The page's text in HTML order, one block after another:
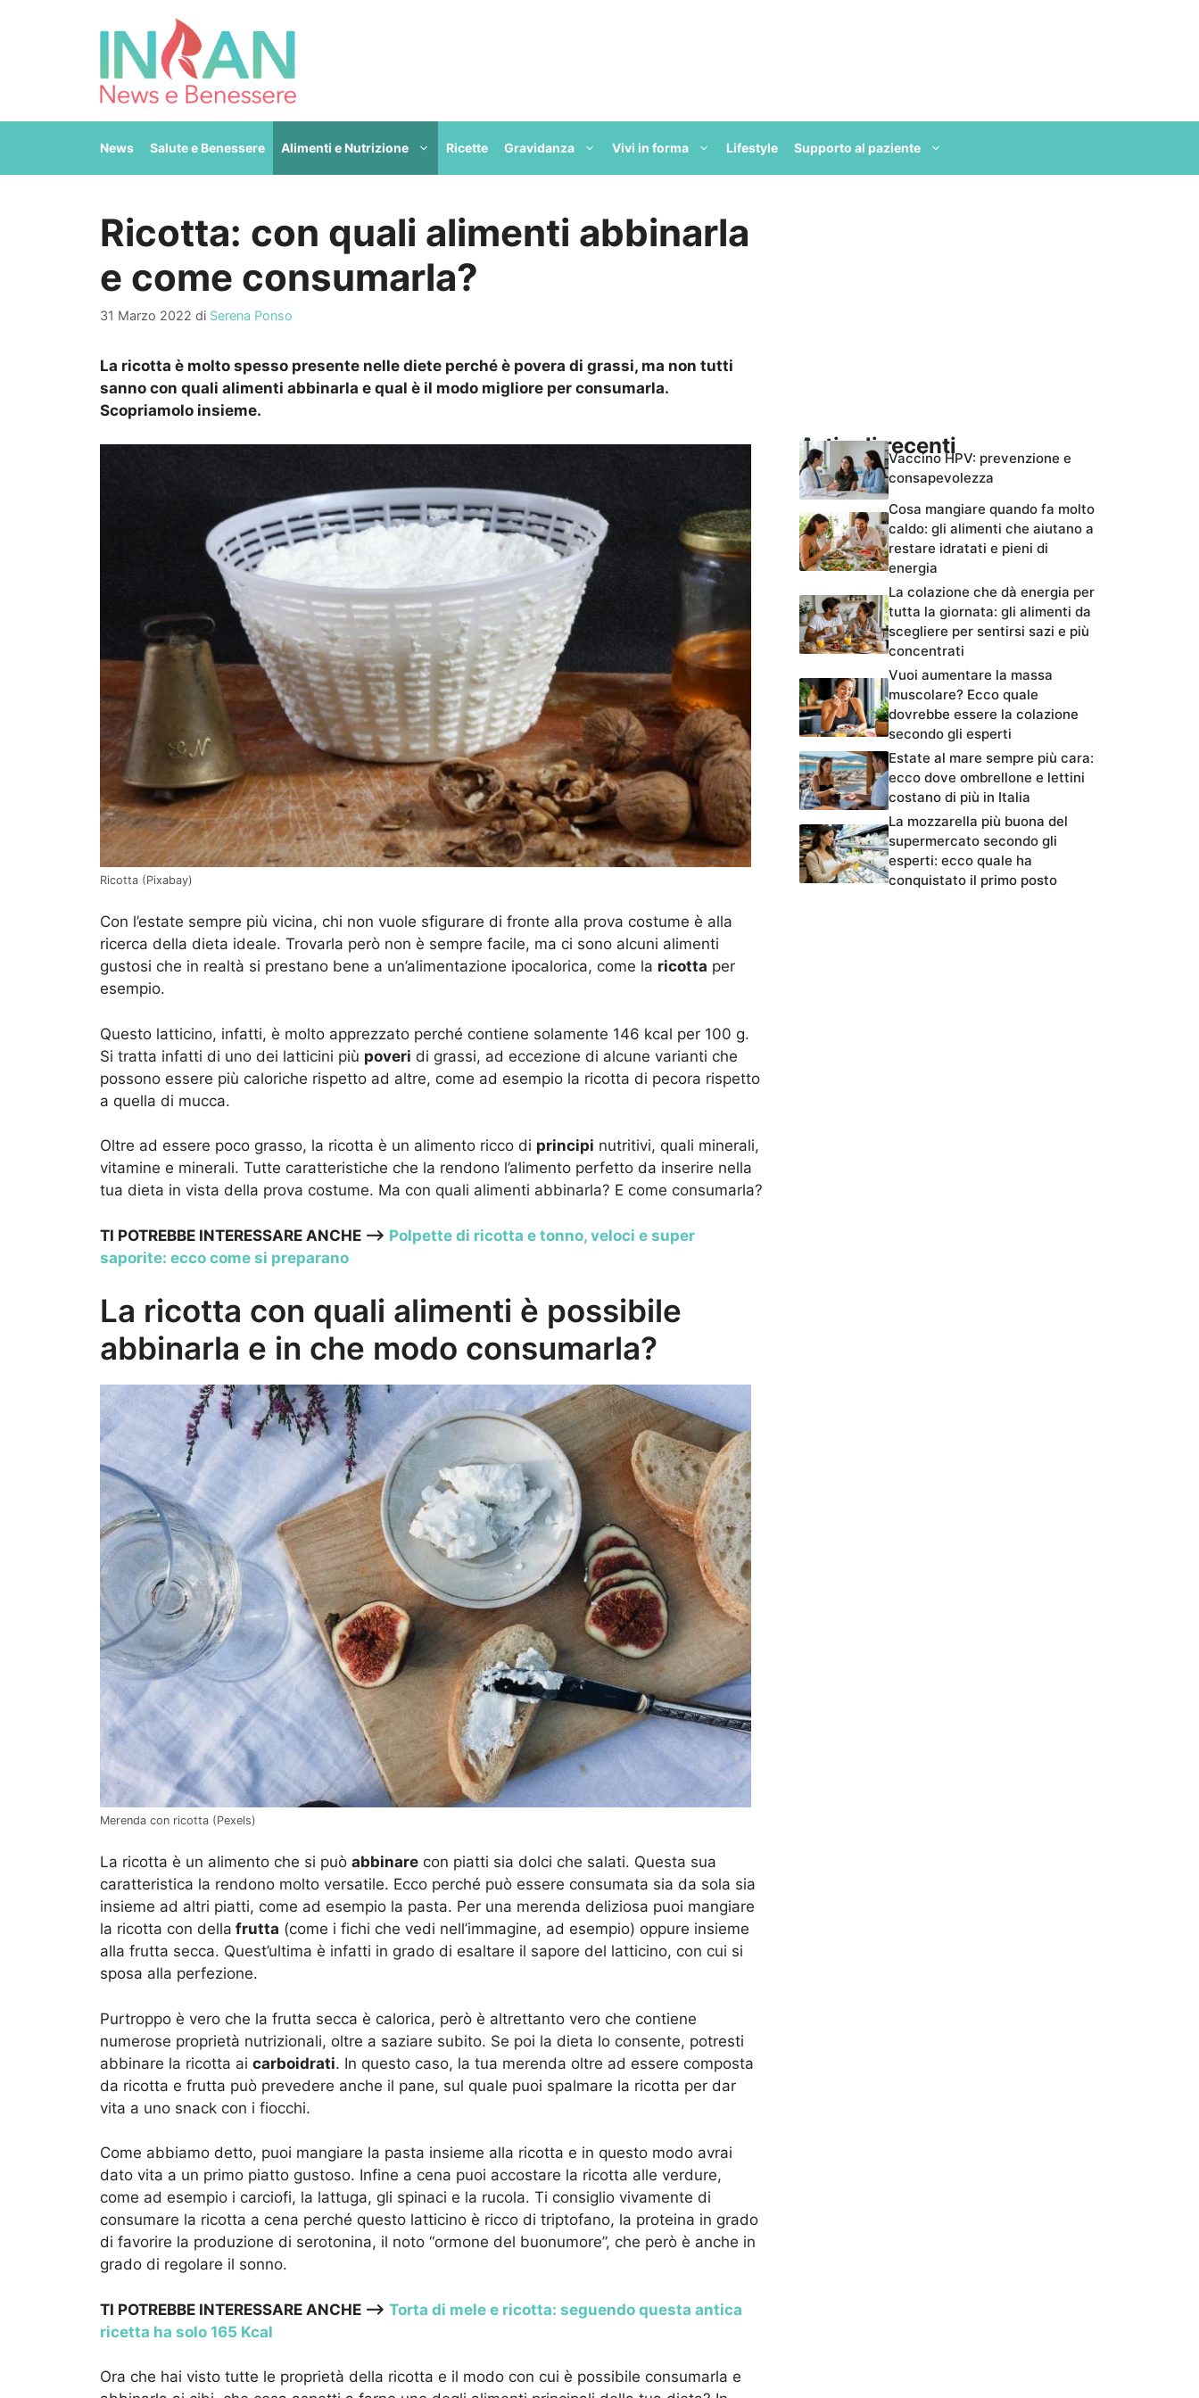
News Salute e Benessere Alimenti e Nutrizione Ricette Gravidanza Vivi in forma Lifestyle Supporto al paziente
Ricotta: con quali alimenti abbinarla
e come consumarla?
31 Marzo 2022 di Serena Ponso
La ricotta è molto spesso presente nelle diete perché è povera di grassi, ma non tutti
sanno con quali alimenti abbinarla e qual è il modo migliore per consumarla.
Scopriamolo insieme.
Ricotta (Pixabay)
Con l’estate sempre più vicina, chi non vuole sfigurare di fronte alla prova costume è alla
ricerca della dieta ideale. Trovarla però non è sempre facile, ma ci sono alcuni alimenti
gustosi che in realtà si prestano bene a un’alimentazione ipocalorica, come la ricotta per
esempio.
Questo latticino, infatti, è molto apprezzato perché contiene solamente 146 kcal per 100 g.
Si tratta infatti di uno dei latticini più poveri di grassi, ad eccezione di alcune varianti che
possono essere più caloriche rispetto ad altre, come ad esempio la ricotta di pecora rispetto
a quella di mucca.
Oltre ad essere poco grasso, la ricotta è un alimento ricco di principi nutritivi, quali minerali,
vitamine e minerali. Tutte caratteristiche che la rendono l’alimento perfetto da inserire nella
tua dieta in vista della prova costume. Ma con quali alimenti abbinarla? E come consumarla?
TI POTREBBE INTERESSARE ANCHE —> Polpette di ricotta e tonno, veloci e super
saporite: ecco come si preparano
La ricotta con quali alimenti è possibile
abbinarla e in che modo consumarla?
Merenda con ricotta (Pexels)
La ricotta è un alimento che si può abbinare con piatti sia dolci che salati. Questa sua
caratteristica la rendono molto versatile. Ecco perché può essere consumata sia da sola sia
insieme ad altri piatti, come ad esempio la pasta. Per una merenda deliziosa puoi mangiare
la ricotta con della frutta (come i fichi che vedi nell’immagine, ad esempio) oppure insieme
alla frutta secca. Quest’ultima è infatti in grado di esaltare il sapore del latticino, con cui si
sposa alla perfezione.
Purtroppo è vero che la frutta secca è calorica, però è altrettanto vero che contiene
numerose proprietà nutrizionali, oltre a saziare subito. Se poi la dieta lo consente, potresti
abbinare la ricotta ai carboidrati. In questo caso, la tua merenda oltre ad essere composta
da ricotta e frutta può prevedere anche il pane, sul quale puoi spalmare la ricotta per dar
vita a uno snack con i fiocchi.
Come abbiamo detto, puoi mangiare la pasta insieme alla ricotta e in questo modo avrai
dato vita a un primo piatto gustoso. Infine a cena puoi accostare la ricotta alle verdure,
come ad esempio i carciofi, la lattuga, gli spinaci e la rucola. Ti consiglio vivamente di
consumare la ricotta a cena perché questo latticino è ricco di triptofano, la proteina in grado
di favorire la produzione di serotonina, il noto “ormone del buonumore”, che però è anche in
grado di regolare il sonno.
TI POTREBBE INTERESSARE ANCHE —> Torta di mele e ricotta: seguendo questa antica
ricetta ha solo 165 Kcal
Ora che hai visto tutte le proprietà della ricotta e il modo con cui è possibile consumarla e
Articoli recentiVaccino HPV: prevenzione e
consapevolezza
Cosa mangiare quando fa molto
caldo: gli alimenti che aiutano a
restare idratati e pieni di
energia
La colazione che dà energia per
tutta la giornata: gli alimenti da
scegliere per sentirsi sazi e più
concentrati
Vuoi aumentare la massa
muscolare? Ecco quale
dovrebbe essere la colazione
secondo gli esperti
Estate al mare sempre più cara:
ecco dove ombrellone e lettini
costano di più in Italia
La mozzarella più buona del
supermercato secondo gli
esperti: ecco quale ha
conquistato il primo posto